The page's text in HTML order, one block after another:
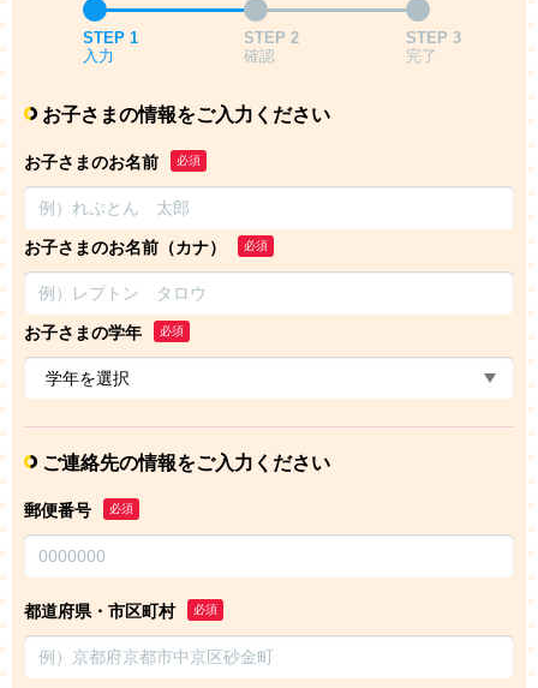
STEP 1
入力
STEP 2
確認
STEP 3
完了
お子さまの情報をご入力ください
お子さまのお名前 必須
お子さまのお名前（カナ） 必須
お子さまの学年 必須
ご連絡先の情報をご入力ください
郵便番号 必須
都道府県・市区町村 必須